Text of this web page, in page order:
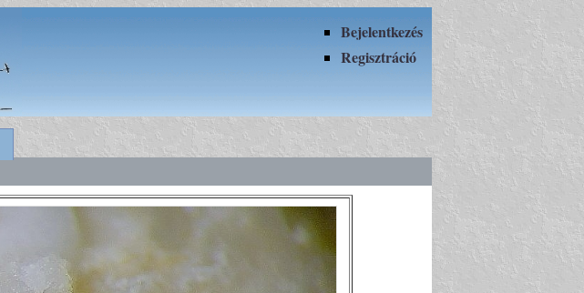
Bejelentkezés
Regisztráció